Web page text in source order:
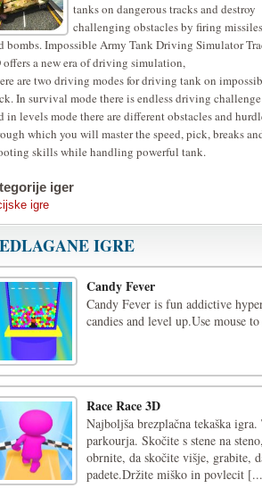
tanks on dangerous tracks and destroy
challenging obstacles by firing missiles
bombs. Impossible Army Tank Driving Simulator
offers a new era of driving simulation,
are two driving modes for driving tank on
In survival mode there is endless driving challenge
in levels mode there are different obstacles and
which you will master the speed, pick, breaks
skills while handling powerful tank.
iger
igre
IGRE
Candy Fever
Candy Fever is fun addictive
candies and level up.Use mouse
Race Race 3D
Najboljša brezplačna tekaška
parkourja. Skočite s stene na
obrnite, da skočite višje, grabite,
padete.Držite miško in povlecit